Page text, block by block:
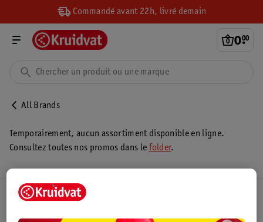
Commandé avant 22h, livré demain
0.
00
All Brands
Temporairement, aucun assortiment disponible en ligne.
Consultez toutes nos promos dans le folder.